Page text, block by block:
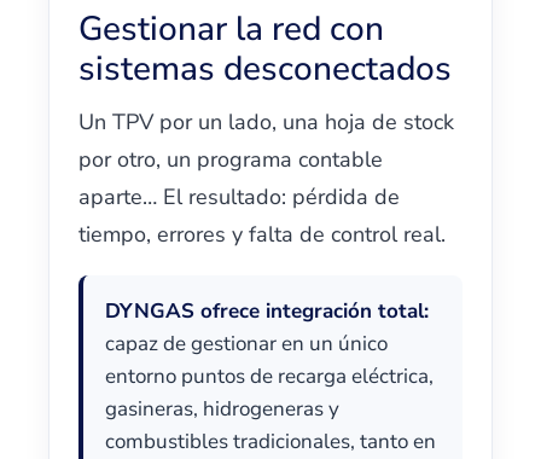
Gestionar la red con
sistemas desconectados
Un TPV por un lado, una hoja de stock
por otro, un programa contable
aparte… El resultado: pérdida de
tiempo, errores y falta de control real.
DYNGAS ofrece integración total:
capaz de gestionar en un único
entorno puntos de recarga eléctrica,
gasineras, hidrogeneras y
combustibles tradicionales, tanto en